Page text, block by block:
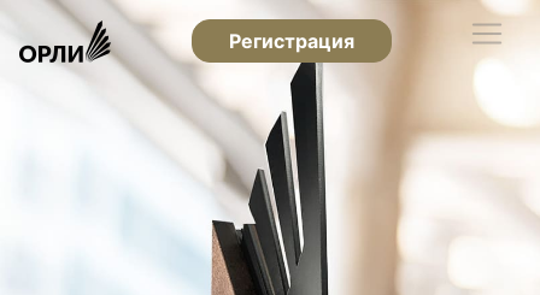
Регистрация